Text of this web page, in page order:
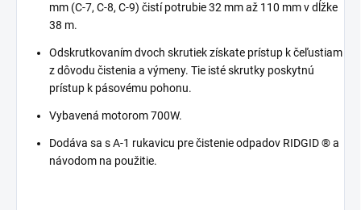
mm (C-7, C-8, C-9) čistí potrubie 32 mm až 110 mm v dĺžke
38 m.
Odskrutkovaním dvoch skrutiek získate prístup k čeľustiam
z dôvodu čistenia a výmeny. Tie isté skrutky poskytnú
prístup k pásovému pohonu.
Vybavená motorom 700W.
Dodáva sa s A-1 rukavicu pre čistenie odpadov RIDGID ® a
návodom na použitie.